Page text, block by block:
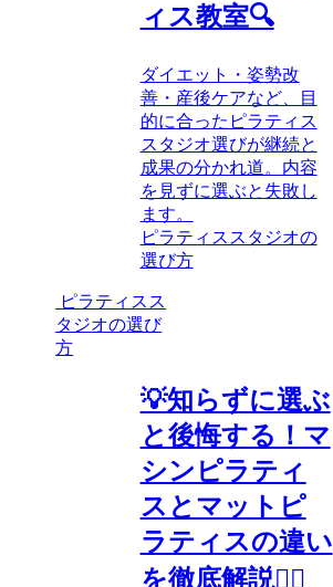
ィス教室🔍
ダイエット・姿勢改
善・産後ケアなど、目
的に合ったピラティス
スタジオ選びが継続と
成果の分かれ道。内容
を見ずに選ぶと失敗し
ます。
ピラティススタジオの
選び方
ピラティスス
タジオの選び
方
💡知らずに選ぶ
と後悔する！マ
シンピラティ
スとマットピ
ラティスの違い
を徹底解説🧘‍♂️